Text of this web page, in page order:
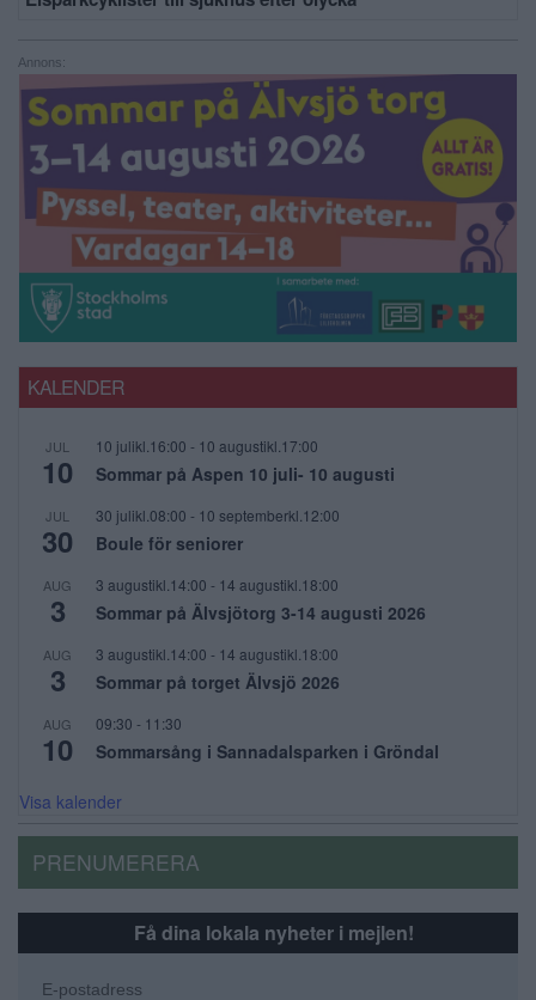
Annons:
KALENDER
JUL
10
10 julikl.16:00 - 10 augustikl.17:00
Sommar på Aspen 10 juli- 10 augusti
JUL
30
30 julikl.08:00 - 10 septemberkl.12:00
Boule för seniorer
AUG
3
3 augustikl.14:00 - 14 augustikl.18:00
Sommar på Älvsjötorg 3-14 augusti 2026
AUG
3
3 augustikl.14:00 - 14 augustikl.18:00
Sommar på torget Älvsjö 2026
AUG
10
09:30 - 11:30
Sommarsång i Sannadalsparken i Gröndal
Visa kalender
PRENUMERERA
Få dina lokala nyheter i mejlen!
E-postadress